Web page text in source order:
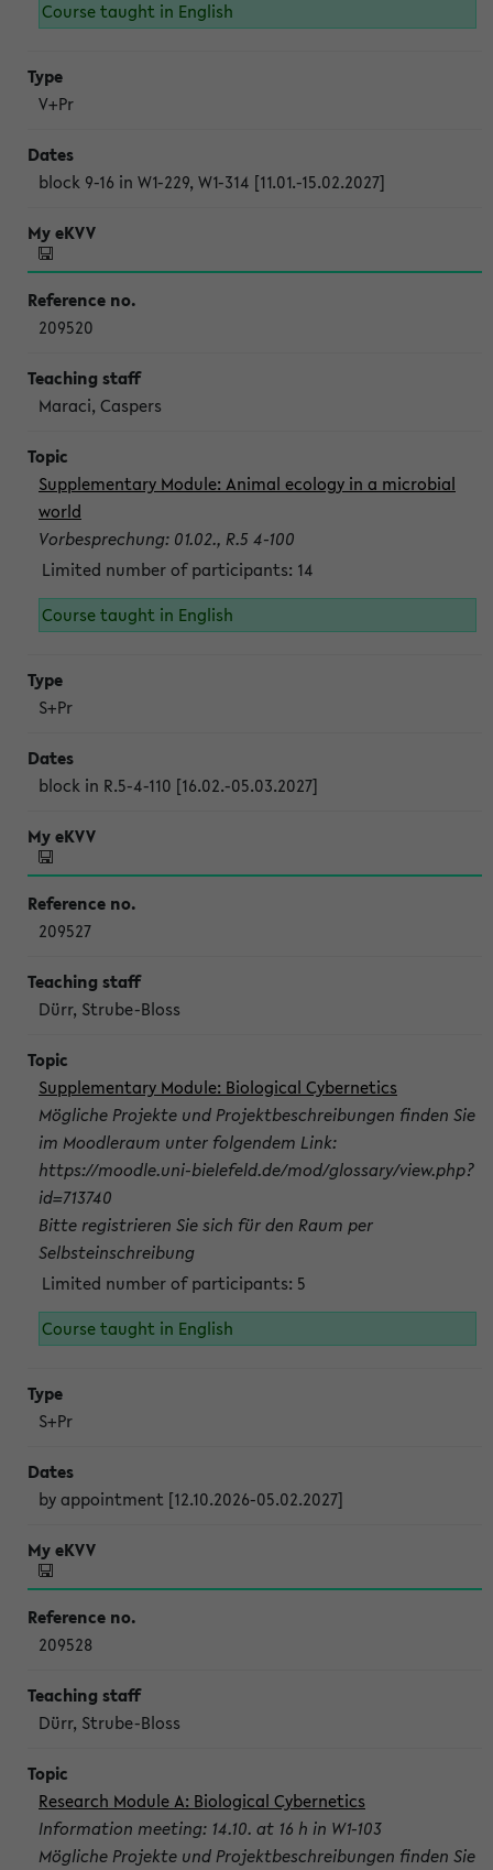
Course taught in English
V+Pr
block 9-16 in W1-229, W1-314 [11.01.-15.02.2027]
209520
Maraci, Caspers
Supplementary Module: Animal ecology in a microbial
world
Vorbesprechung: 01.02., R.5 4-100
Limited number of participants: 14
Course taught in English
S+Pr
block in R.5-4-110 [16.02.-05.03.2027]
209527
Dürr, Strube-Bloss
Supplementary Module: Biological Cybernetics
Mögliche Projekte und Projektbeschreibungen finden Sie
im Moodleraum unter folgendem Link:
https://moodle.uni-bielefeld.de/mod/glossary/view.php?
id=713740
Bitte registrieren Sie sich für den Raum per
Selbsteinschreibung
Limited number of participants: 5
Course taught in English
S+Pr
by appointment [12.10.2026-05.02.2027]
209528
Dürr, Strube-Bloss
Research Module A: Biological Cybernetics
Information meeting: 14.10. at 16 h in W1-103
Mögliche Projekte und Projektbeschreibungen finden Sie